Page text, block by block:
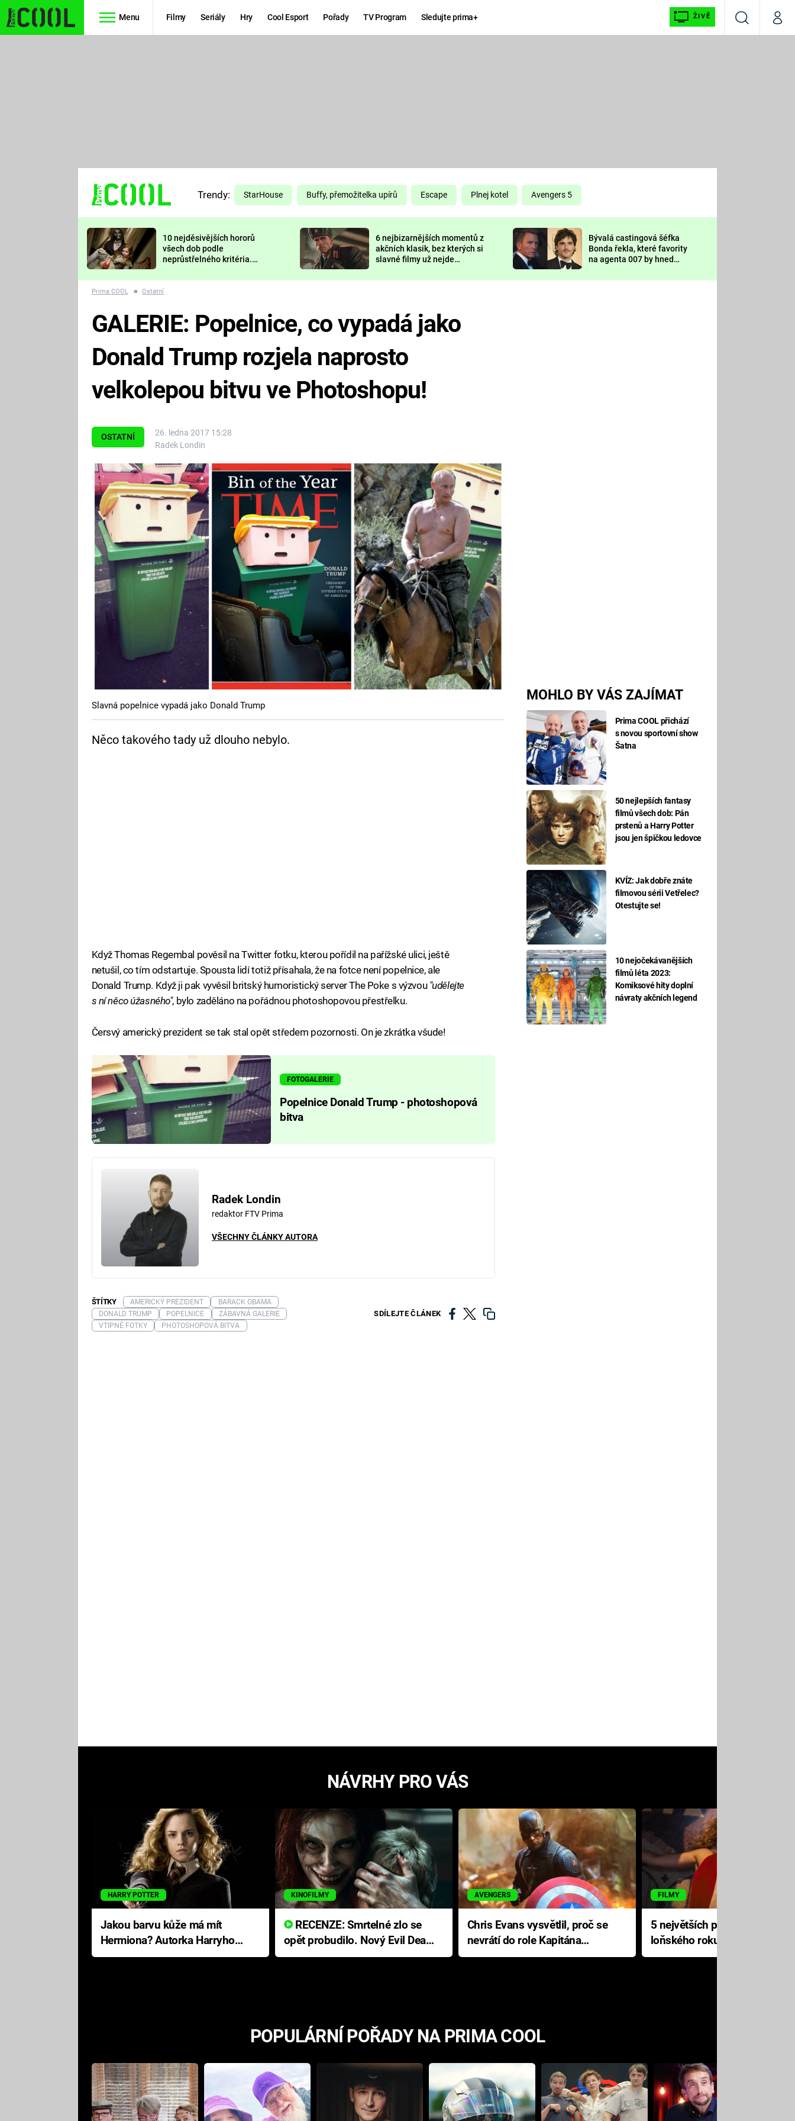
Menu Filmy Seriály Hry Cool Esport Pořady TV Program Sledujte prima+ ŽIVĚ
VyhledáváníMůj
TŘESKU
FUTURAMA
PREDÁTOR
DELIVERANCE
KOMEDIE
CHUCK
NORRIS
DEADPOOL
Prima LAJK
Sledujte nás
Trendy: StarHouse Buffy, přemožitelka upírů Escape Plnej kotel Avengers 5
10 nejděsivějších hororů
všech dob podle
neprůstřelného kritéria.
nejvíc zvednou tep?
6 nejbizarnějších momentů z
akčních klasik, bez kterých si
slavné filmy už nejde
Bývalá castingová šéfka
Bonda řekla, které favority
na agenta 007 by hned
Prima COOL ■ Ostatní
OSTATNÍ
26. ledna 2017 15:28
Radek Londin
MOHLO BY VÁS ZAJÍMAT
Prima COOL přichází
s novou sportovní show
Šatna
50 nejlepších fantasy
filmů všech dob: Pán
prstenů a Harry Potter
jsou jen špičkou ledovce
KVÍZ: Jak dobře znáte
filmovou sérii Vetřelec?
Otestujte se!
10 nejočekávanějších
filmů léta 2023:
Komiksové hity doplní
návraty akčních legend
GALERIE: Popelnice, co vypadá jako
Donald Trump rozjela naprosto
velkolepou bitvu ve Photoshopu!
Slavná popelnice vypadá jako Donald Trump
Něco takového tady už dlouho nebylo.
Když Thomas Regembal pověsil na Twitter fotku, kterou pořídil na pařížské ulici, ještě
netušil, co tím odstartuje. Spousta lidí totiž přísahala, že na fotce není popelnice, ale
Donald Trump. Když ji pak vyvěsil britský humoristický server The Poke s výzvou "udělejte
s ní něco úžasného", bylo zaděláno na pořádnou photoshopovou přestřelku.
Čersvý americký prezident se tak stal opět středem pozornosti. On je zkrátka všude!
FOTOGALERIE
Popelnice Donald Trump - photoshopová
bitva
Radek Londin
redaktor FTV Prima
VŠECHNY ČLÁNKY AUTORA
SDÍLEJTE ČLÁNEK
ŠTÍTKY AMERICKÝ PREZIDENT
BARACK OBAMA
DONALD TRUMP
POPELNICE
ZÁBAVNÁ GALERIE
VTIPNÉ FOTKY
PHOTOSHOPOVÁ BITVA
NÁVRHY PRO VÁS
HARRY POTTER
Jakou barvu kůže má mít
Hermiona? Autorka Harryho
Pottera přišla s ráznou
KINOFILMY
RECENZE: Smrtelné zlo se
opět probudilo. Nový Evil Dead
přichází s neodolatelnou
AVENGERS
Chris Evans vysvětlil, proč se
nevrátí do role Kapitána
Ameriky
FILMY
5 největších propadáků
loňského roku: Disney na
jediné katastrofě prodělal 200
POPULÁRNÍ POŘADY NA PRIMA COOL